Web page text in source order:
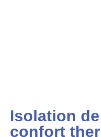
Isolation
confort